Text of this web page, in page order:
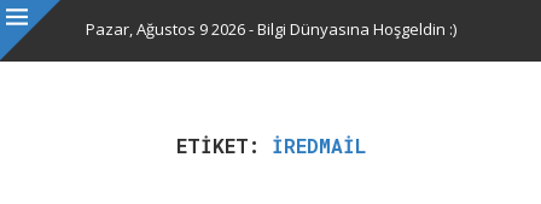
Pazar, Ağustos 9 2026 - Bilgi Dünyasına Hoşgeldin :)
ETIKET: IREDMAIL